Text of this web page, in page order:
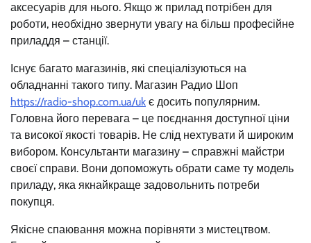
аксесуарів для нього. Якщо ж прилад потрібен для
роботи, необхідно звернути увагу на більш професійне
приладдя – станції.
Існує багато магазинів, які спеціалізуються на
обладнанні такого типу. Магазин Радио Шоп
https://radio-shop.com.ua/uk є досить популярним.
Головна його перевага – це поєднання доступної ціни
та високої якості товарів. Не слід нехтувати й широким
вибором. Консультанти магазину – справжні майстри
своєї справи. Вони допоможуть обрати саме ту модель
приладу, яка якнайкраще задовольнить потреби
покупця.
Якісне спаювання можна порівняти з мистецтвом.